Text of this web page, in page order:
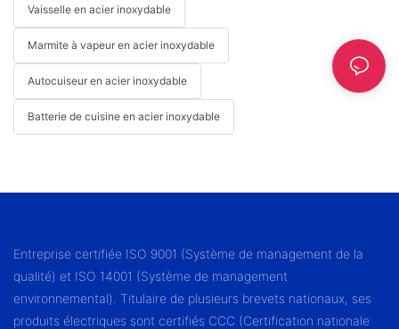
Vaisselle en acier inoxydable
Marmite à vapeur en acier inoxydable
Autocuiseur en acier inoxydable
Batterie de cuisine en acier inoxydable
Entreprise certifiée ISO 9001 (Système de management de la
qualité) et ISO 14001 (Système de management
environnemental). Titulaire de plusieurs brevets nationaux, ses
produits électriques sont certifiés CCC (Certification nationale